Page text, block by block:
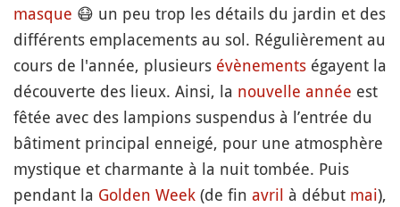
masque 😷 un peu trop les détails du jardin et des
différents emplacements au sol. Régulièrement au
cours de l'année, plusieurs évènements égayent la
découverte des lieux. Ainsi, la nouvelle année est
fêtée avec des lampions suspendus à l’entrée du
bâtiment principal enneigé, pour une atmosphère
mystique et charmante à la nuit tombée. Puis
pendant la Golden Week (de fin avril à début mai),